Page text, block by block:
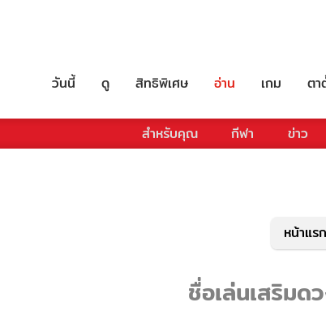
วันนี้ ดู สิทธิพิเศษ อ่าน เกม ตา
สำหรับคุณ กีฬา ข่าว
หน้าแรก
ชื่อเล่นเสริม